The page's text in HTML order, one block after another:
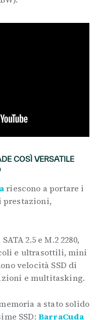
COSÌ VERSATILE
riescono a portare i
prestazioni,
2.5 e M.2 2280,
e ultrasottili, mini
velocità SSD di
e multitasking.
a stato solido
SSD: BarraCuda